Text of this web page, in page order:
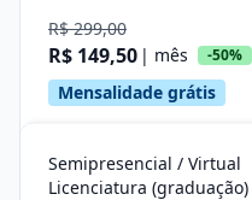
R$ 299,00
R$ 149,50 | mês -50%
Mensalidade grátis
Semipresencial / Virtual
Licenciatura (graduação)